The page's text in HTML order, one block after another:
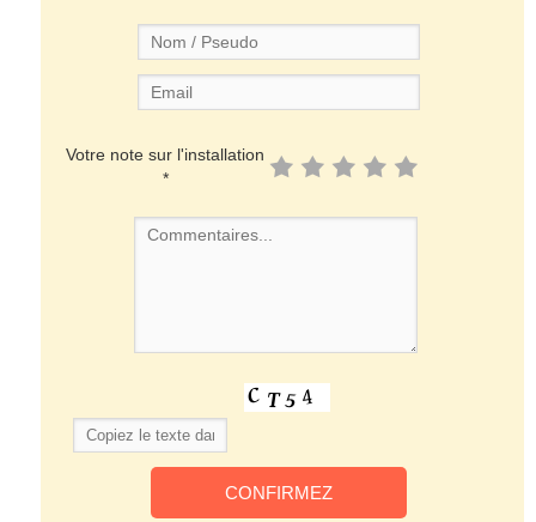
Votre note sur l'installation
*